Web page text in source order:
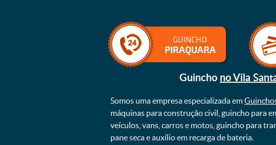
GUINCHO
PIRAQUARA
Guincho no Vila
Somos uma empresa especializada em
máquinas para construção civil, guincho para
veículos, vans, carros e motos, guincho para
pane seca e auxílio em recarga de bateria. ㅤㅤ